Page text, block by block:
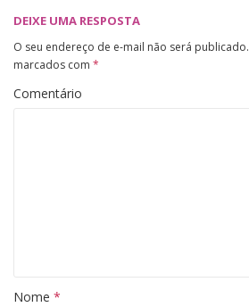
DEIXE UMA RESPOSTA
O seu endereço de e-mail não será publicado.
marcados com *
Comentário
Nome *